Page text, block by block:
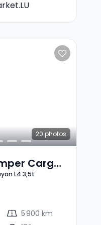
20 photos
Cargo
L4 3,5t
L4 3,5t
5 900 km